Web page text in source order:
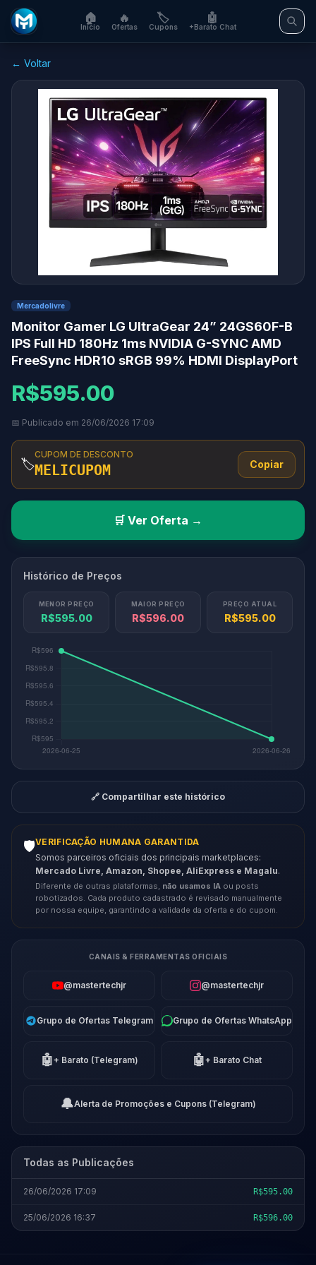
🏠
Início
🔥
Ofertas
🏷️
Cupons
🤖
+Barato Chat
← Voltar
Mercadolivre
Monitor Gamer LG UltraGear 24” 24GS60F-B
IPS Full HD 180Hz 1ms NVIDIA G-SYNC AMD
FreeSync HDR10 sRGB 99% HDMI DisplayPort
R$595.00
📅 Publicado em 26/06/2026 17:09
🏷️
CUPOM DE DESCONTO
MELICUPOM Copiar
🛒 Ver Oferta →
Histórico de Preços
MENOR PREÇO
R$595.00
MAIOR PREÇO
R$596.00
PREÇO ATUAL
R$595.00
🔗 Compartilhar este histórico
🛡️VERIFICAÇÃO HUMANA GARANTIDA
Somos parceiros oficiais dos principais marketplaces:
Mercado Livre, Amazon, Shopee, AliExpress e Magalu.
Diferente de outras plataformas, não usamos IA ou posts
robotizados. Cada produto cadastrado é revisado manualmente
por nossa equipe, garantindo a validade da oferta e do cupom.
CANAIS & FERRAMENTAS OFICIAIS
@mastertechjr @mastertechjr
Grupo de Ofertas Telegram Grupo de Ofertas WhatsApp
🤖+ Barato (Telegram) 🤖+ Barato Chat
🔔Alerta de Promoções e Cupons (Telegram)
Todas as Publicações
26/06/2026 17:09 R$595.00
25/06/2026 16:37 R$596.00